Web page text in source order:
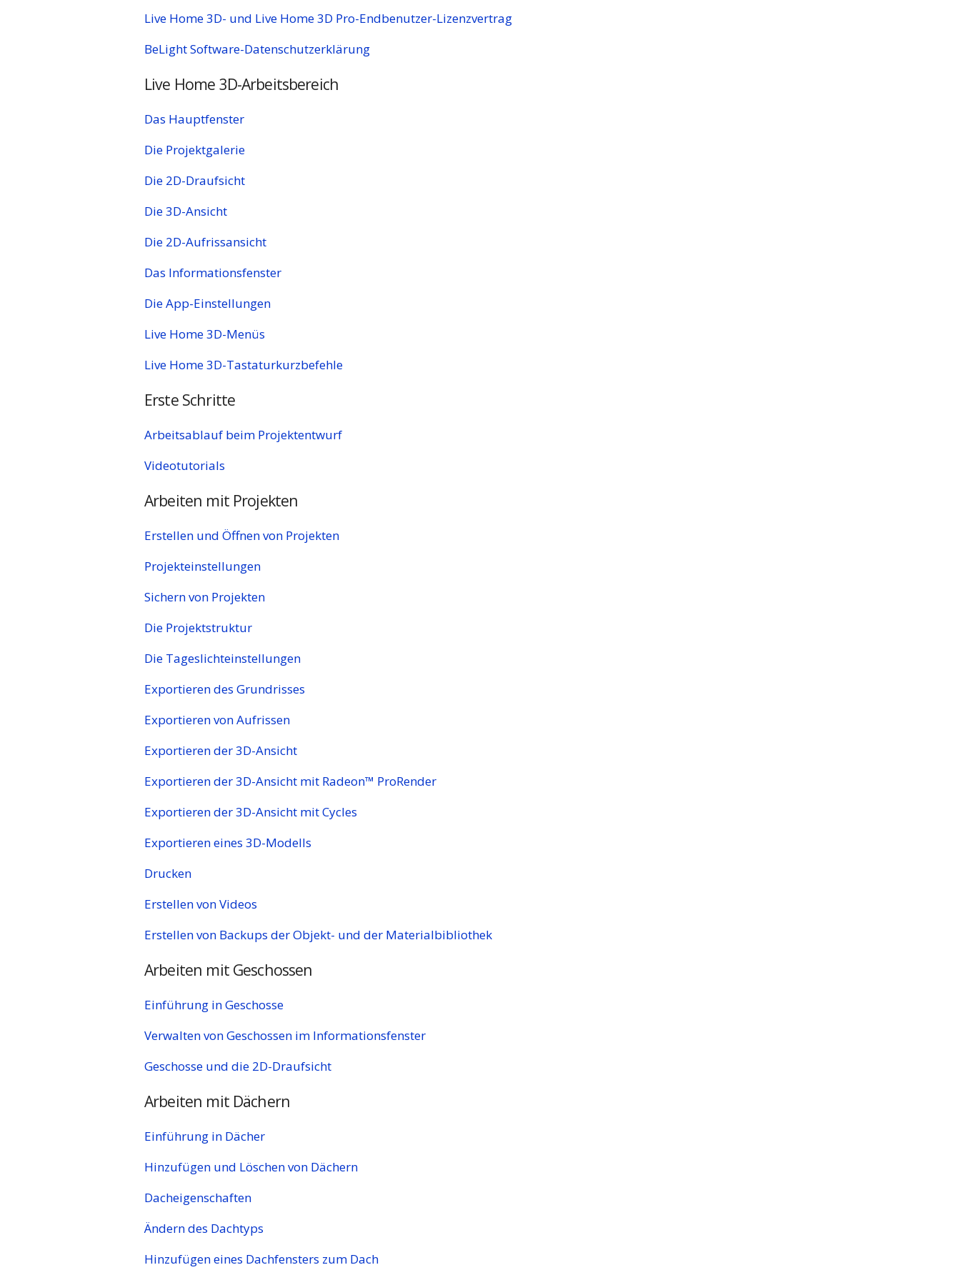
Live Home 3D- und Live Home 3D Pro-Endbenutzer-Lizenzvertrag
BeLight Software-Datenschutzerklärung
Live Home 3D-Arbeitsbereich
Das Hauptfenster
Die Projektgalerie
Die 2D-Draufsicht
Die 3D-Ansicht
Die 2D-Aufrissansicht
Das Informationsfenster
Die App-Einstellungen
Live Home 3D-Menüs
Live Home 3D-Tastaturkurzbefehle
Erste Schritte
Arbeitsablauf beim Projektentwurf
Videotutorials
Arbeiten mit Projekten
Erstellen und Öffnen von Projekten
Projekteinstellungen
Sichern von Projekten
Die Projektstruktur
Die Tageslichteinstellungen
Exportieren des Grundrisses
Exportieren von Aufrissen
Exportieren der 3D-Ansicht
Exportieren der 3D-Ansicht mit Radeon™ ProRender
Exportieren der 3D-Ansicht mit Cycles
Exportieren eines 3D-Modells
Drucken
Erstellen von Videos
Erstellen von Backups der Objekt- und der Materialbibliothek
Arbeiten mit Geschossen
Einführung in Geschosse
Verwalten von Geschossen im Informationsfenster
Geschosse und die 2D-Draufsicht
Arbeiten mit Dächern
Einführung in Dächer
Hinzufügen und Löschen von Dächern
Dacheigenschaften
Ändern des Dachtyps
Hinzufügen eines Dachfensters zum Dach